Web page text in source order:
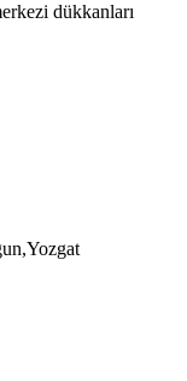
dükkanları